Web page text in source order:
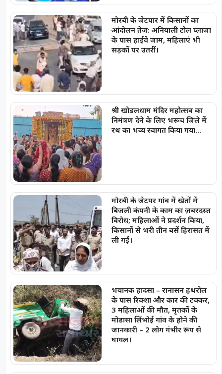
मोरबी के जेटपार में किसानों का
आंदोलन तेज़: अनियाली टोल प्लाज़ा
के पास हाईवे जाम, महिलाएं भी
सड़कों पर उतरीं।
श्री खोडलधाम मंदिर महोत्सव का
निमंत्रण देने के लिए भरूच जिले में
रथ का भव्य स्वागत किया गया…
मोरबी के जेटपर गांव में खेतों में
बिजली कंपनी के काम का ज़बरदस्त
विरोध; महिलाओं ने प्रदर्शन किया,
किसानों से भरी तीन बसें हिरासत में
ली गईं।
भयानक हादसा – रानासन हथरोल
के पास रिक्शा और कार की टक्कर,
3 महिलाओं की मौत, मृतकों के
मोडासा लिंभोई गांव के होने की
जानकारी – 2 लोग गंभीर रूप से
घायल।